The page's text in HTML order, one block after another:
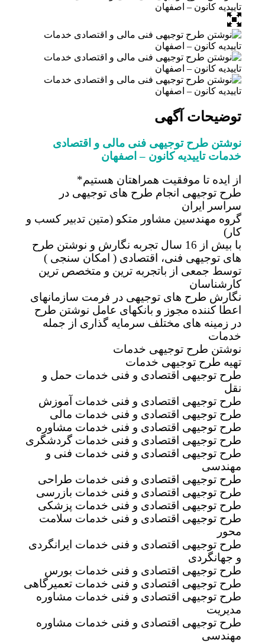
توضیحات آگهی
نوشتن طرح توجیهی فنی مالی و اقتصادی
خدمات تاییدیه کانون – اصفهان
از ایده تا موفقیت همراهتان هستیم*
طرح توجیهی انجام طرح های توجیهی در
سراسر ایران
گروه مهندسین مشاور متکو (متین تدبیر کسب و
با بیش از 16 سال تجربه نگارش و نوشتن طرح
های توجیهی فنی، اقتصادی ( امکان سنجی )
توسط جمعی از باتجربه ترین و متخصص ترین
کارشناسان
نگارش طرح های توجیهی در فرمت سازمانهای
اعطا کننده مجوز و بانکهای عامل نوشتن طرح
در زمینه های مختلف سرمایه گذاری از جمله
خدمات
نوشتن طرح توجیهی خدمات
تهیه طرح توجیهی خدمات
طرح توجیهی اقتصادی و فنی خدمات حمل و
طرح توجیهی اقتصادی و فنی خدمات آموزش
طرح توجیهی اقتصادی و فنی خدمات مالی
طرح توجیهی اقتصادی و فنی خدمات مشاوره
طرح توجیهی اقتصادی و فنی خدمات گردشگری
طرح توجیهی اقتصادی و فنی خدمات فنی و
مهندسی
طرح توجیهی اقتصادی و فنی خدمات طراحی
طرح توجیهی اقتصادی و فنی خدمات بازرسی
طرح توجیهی اقتصادی و فنی خدمات پزشکی
طرح توجیهی اقتصادی و فنی خدمات سلامت
محور
طرح توجیهی اقتصادی و فنی خدمات ایرانگردی
و جهانگردی
طرح توجیهی اقتصادی و فنی خدمات بورس
طرح توجیهی اقتصادی و فنی خدمات تعمیرگاهی
طرح توجیهی اقتصادی و فنی خدمات مشاوره
مدیریت
طرح توجیهی اقتصادی و فنی خدمات مشاوره
مهندسی